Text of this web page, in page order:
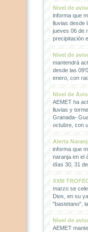
Nivel de
informa que
lluvias desde
jueves 06 de
precipitación
Nivel de
mantendrá
desde las
enero, con
Nivel de
AEMET ha
lluvias y
Granada-
octubre, con
Alerta
informa que
naranja en el
días 30, 31
XXIII
marzo se
Dios, en su
"bastetano",
Nivel de
AEMET